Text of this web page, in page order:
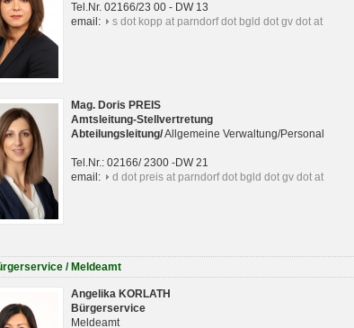
Tel.Nr. 02166/23 00 - DW 13
email:
s dot kopp at parndorf dot bgld dot gv dot at
Mag. Doris PREIS
Amtsleitung-Stellvertretung
Abteilungsleitung/Allgemeine Verwaltung/Personal
Tel.Nr.: 02166/ 2300 -DW 21
email:
d dot preis at parndorf dot bgld dot gv dot at
/ Meldeamt
Angelika KORLATH
Bürgerservice
Meldeamt